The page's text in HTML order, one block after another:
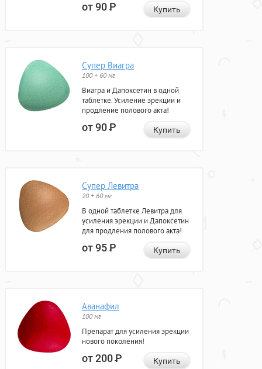
от 90Р Купить
Супер Виагра
100 + 60 мг
Виагра и Дапоксетин в одной
таблетке. Усиление эрекции и
продление полового акта!
от 90Р Купить
Супер Левитра
20 + 60 мг
В одной таблетке Левитра для
усиления эрекции и Дапоксетин
для продления полового акта!
от 95Р Купить
Аванафил
100 мг
Препарат для усиления эрекции
нового поколения!
от 200Р Купить